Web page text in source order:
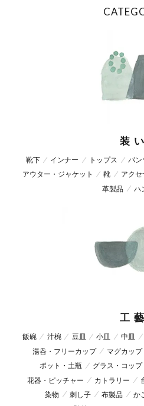
装 い
靴下 インナー トップス パン
アウター・ジャケット
靴 アクセ
革製品
ハ
工 藝
飯碗 汁椀 豆皿 小皿 中皿
湯呑・フリーカップ
マグカップ
ポット・土瓶
グラス・コップ
花器・ピッチャー
カトラリー
染物
刺し子 布製品
か